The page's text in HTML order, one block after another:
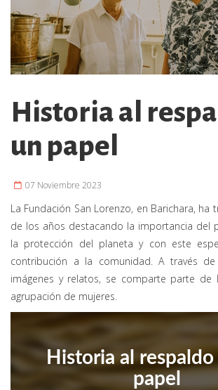
Historia al
un papel
07 Noviembre 2023
La Fundación San Lorenzo, en Barichara, ha
de los años destacando la importancia del
la protección del planeta y con este
contribución a la comunidad. A través de
imágenes y relatos, se comparte parte de
agrupación de mujeres.
Historia al
papel